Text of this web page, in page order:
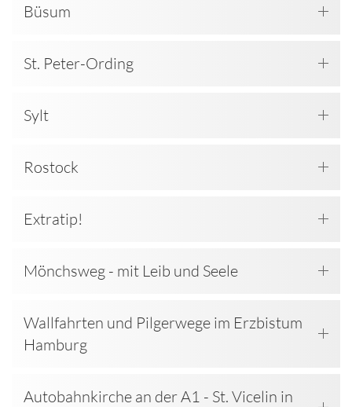
Büsum
St. Peter-Ording
Sylt
Rostock
Extratip!
Mönchsweg - mit Leib und Seele
Wallfahrten und Pilgerwege im Erzbistum
Hamburg
Autobahnkirche an der A1 - St. Vicelin in